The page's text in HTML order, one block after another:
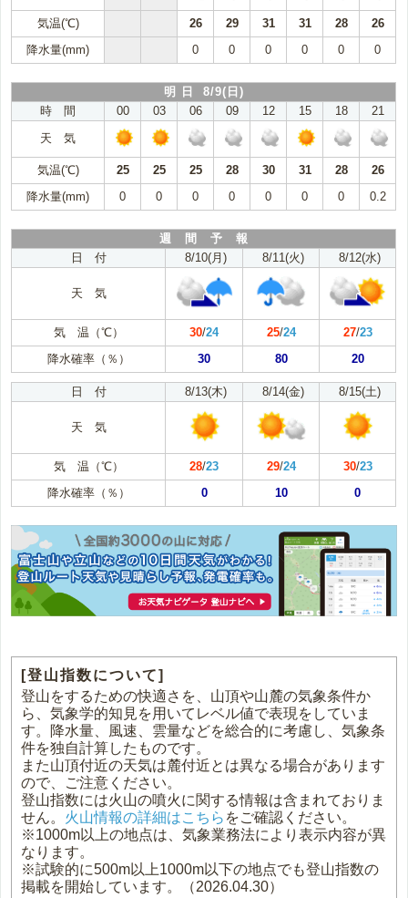
気温(℃) 26 29 31 31 28
26
降水量(mm)
0 0 0 0 0 0
明 日 8/9(日)
時 間
00 03 06 09 12 15 18
21
天 気
気温(℃) 25 25 25 28 30 31 28
26
降水量(mm)
0 0 0 0 0 0 0 0.2
週 間 予 報
日 付
8/10(月) 8/11(火) 8/12(水)
天 気
気 温（℃） 30/24 25/24 27/23
降水確率（％）
30 80 20
日 付 8/13(木) 8/14(金) 8/15(土)
天 気
気 温（℃） 28/23 29/24 30/23
降水確率（％）
0 10 0
[登山指数について]
登山をするための快適さを、山頂や山麓の気象条件か
ら、気象学的知見を用いてレベル値で表現をしていま
す。降水量、風速、雲量などを総合的に考慮し、気象条
件を独自計算したものです。
また山頂付近の天気は麓付近とは異なる場合があります
ので、ご注意ください。
登山指数には火山の噴火に関する情報は含まれておりま
せん。 火山情報の詳細はこちら をご確認ください。
※1000m以上の地点は、気象業務法により表示内容が異
なります。
※試験的に500m以上1000m以下の地点でも登山指数の
掲載を開始しています。（2026.04.30）